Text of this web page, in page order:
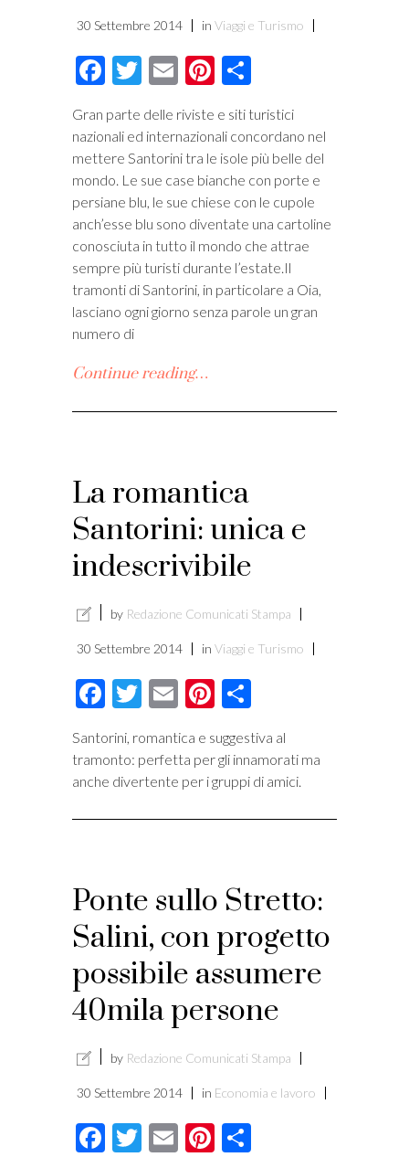
30 Settembre 2014 in Viaggi e Turismo
Facebook
Twitter
EmailPinterest
Gran parte delle riviste e siti turistici
nazionali ed internazionali concordano nel
mettere Santorini tra le isole più belle del
mondo. Le sue case bianche con porte e
persiane blu, le sue chiese con le cupole
anch’esse blu sono diventate una cartoline
conosciuta in tutto il mondo che attrae
sempre più turisti durante l’estate.Il
tramonti di Santorini, in particolare a Oia,
lasciano ogni giorno senza parole un gran
numero di
Continue reading…
La romantica
Santorini: unica e
indescrivibile
by Redazione Comunicati Stampa
30 Settembre 2014 in Viaggi e Turismo
Facebook
Twitter
EmailPinterest
Santorini, romantica e suggestiva al
tramonto: perfetta per gli innamorati ma
anche divertente per i gruppi di amici.
Ponte sullo Stretto:
Salini, con progetto
possibile assumere
40mila persone
by Redazione Comunicati Stampa
30 Settembre 2014 in Economia e lavoro
Facebook
Twitter
EmailPinterest